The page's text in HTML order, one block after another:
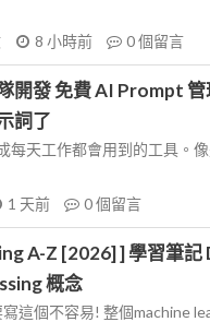
8 小時前 0個留言
開發 免費 AI Prompt
詞了
每天工作都會用到的工具。
1 天前 0個留言
A-Z [2026] ] 學習筆記
概念
這個不容易! 整個machine